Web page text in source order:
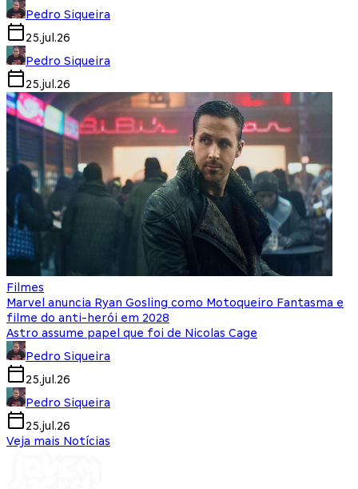
Pedro Siqueira
25.jul.26
Pedro Siqueira
25.jul.26
Filmes
Marvel anuncia Ryan Gosling como Motoqueiro Fantasma e
filme do anti-herói em 2028
Astro assume papel que foi de Nicolas Cage
Pedro Siqueira
25.jul.26
Pedro Siqueira
25.jul.26
Veja mais Notícias